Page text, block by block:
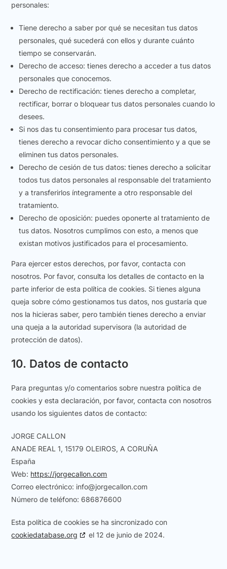
personales:
Tiene derecho a saber por qué se necesitan tus datos
personales, qué sucederá con ellos y durante cuánto
tiempo se conservarán.
Derecho de acceso: tienes derecho a acceder a tus datos
personales que conocemos.
Derecho de rectificación: tienes derecho a completar,
rectificar, borrar o bloquear tus datos personales cuando lo
desees.
Si nos das tu consentimiento para procesar tus datos,
tienes derecho a revocar dicho consentimiento y a que se
eliminen tus datos personales.
Derecho de cesión de tus datos: tienes derecho a solicitar
todos tus datos personales al responsable del tratamiento
y a transferirlos íntegramente a otro responsable del
tratamiento.
Derecho de oposición: puedes oponerte al tratamiento de
tus datos. Nosotros cumplimos con esto, a menos que
existan motivos justificados para el procesamiento.
Para ejercer estos derechos, por favor, contacta con
nosotros. Por favor, consulta los detalles de contacto en la
parte inferior de esta política de cookies. Si tienes alguna
queja sobre cómo gestionamos tus datos, nos gustaría que
nos la hicieras saber, pero también tienes derecho a enviar
una queja a la autoridad supervisora (la autoridad de
protección de datos).
10. Datos de contacto
Para preguntas y/o comentarios sobre nuestra política de
cookies y esta declaración, por favor, contacta con nosotros
usando los siguientes datos de contacto:
JORGE CALLON
ANADE REAL 1, 15179 OLEIROS, A CORUÑA
España
Web: https://jorgecallon.com
Correo electrónico: info@jorgecallon.com
Número de teléfono: 686876600
Esta política de cookies se ha sincronizado con
cookiedatabase.org
el 12 de junio de 2024.